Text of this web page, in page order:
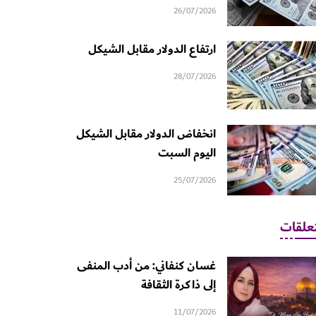
26/07/2026
ارتفاع الدولار مقابل الشيكل
28/07/2026
انخفاض الدولار مقابل الشيكل
اليوم السبت
25/07/2026
غسان كنفاني: من أدب المنفى
إلى ذاكرة الثقافة
11/07/2026